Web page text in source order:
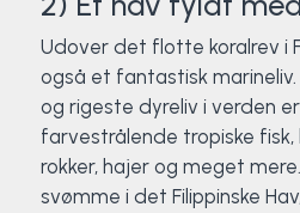
Udover det flotte koralrev i
også et fantastisk
og rigeste dyreliv i verden
farvestrålende tropiske fisk,
rokker, hajer og meget
svømme i det Filippinske
Surf
SUP
Svømning og Livredning